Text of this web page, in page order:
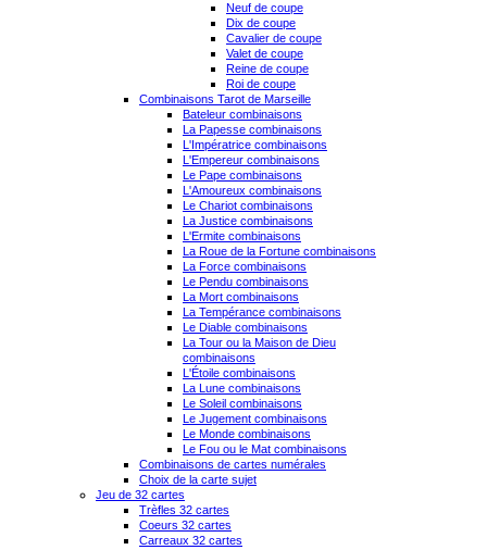
Neuf de coupe
Dix de coupe
Cavalier de coupe
Valet de coupe
Reine de coupe
Roi de coupe
Combinaisons Tarot de Marseille
Bateleur combinaisons
La Papesse combinaisons
L'Impératrice combinaisons
L'Empereur combinaisons
Le Pape combinaisons
L'Amoureux combinaisons
Le Chariot combinaisons
La Justice combinaisons
L'Ermite combinaisons
La Roue de la Fortune combinaisons
La Force combinaisons
Le Pendu combinaisons
La Mort combinaisons
La Tempérance combinaisons
Le Diable combinaisons
La Tour ou la Maison de Dieu
combinaisons
L'Étoile combinaisons
La Lune combinaisons
Le Soleil combinaisons
Le Jugement combinaisons
Le Monde combinaisons
Le Fou ou le Mat combinaisons
Combinaisons de cartes numérales
Choix de la carte sujet
Jeu de 32 cartes
Trèfles 32 cartes
Coeurs 32 cartes
Carreaux 32 cartes